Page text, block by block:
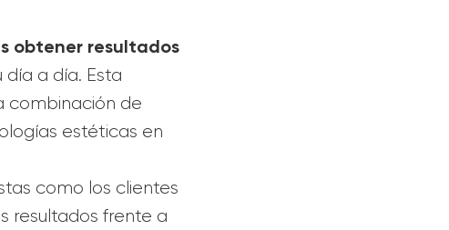
obtener resultados
día a día. Esta
combinación de
estéticas en
como los clientes
resultados frente a